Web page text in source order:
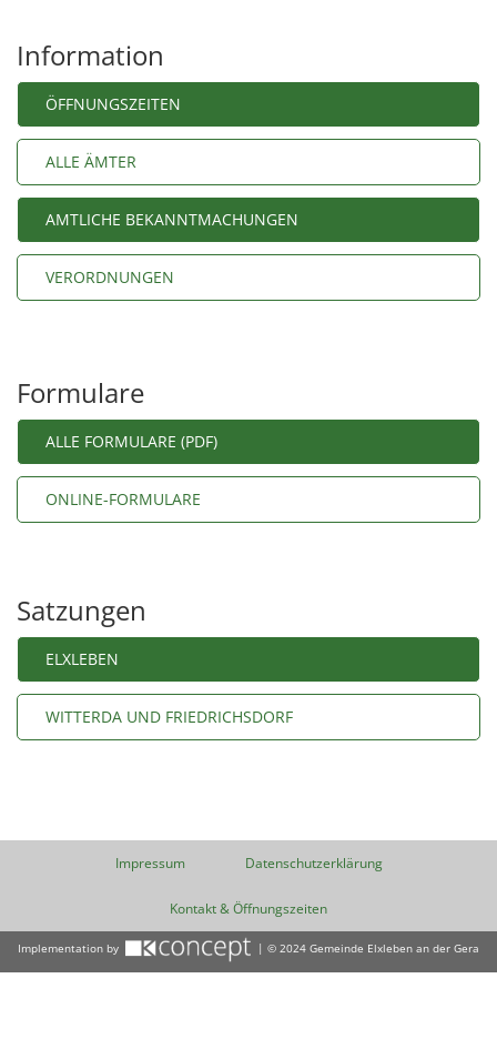
Information
ÖFFNUNGSZEITEN
ALLE ÄMTER
AMTLICHE BEKANNTMACHUNGEN
VERORDNUNGEN
Formulare
ALLE FORMULARE (PDF)
ONLINE-FORMULARE
Satzungen
ELXLEBEN
WITTERDA UND FRIEDRICHSDORF
Impressum Datenschutzerklärung
Kontakt & Öffnungszeiten
Implementation by | © 2024 Gemeinde Elxleben an der Gera